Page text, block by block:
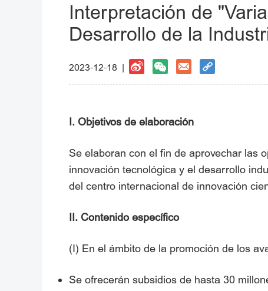
Interpretación de
Desarrollo de la
2023-12-18 |
I. Objetivos de elaboración
Se elaboran con el fin de aprovechar las
innovación tecnológica y el desarrollo
del centro internacional de innovación
II. Contenido específico
(I) En el ámbito de la promoción de los
Se ofrecerán subsidios de hasta 30